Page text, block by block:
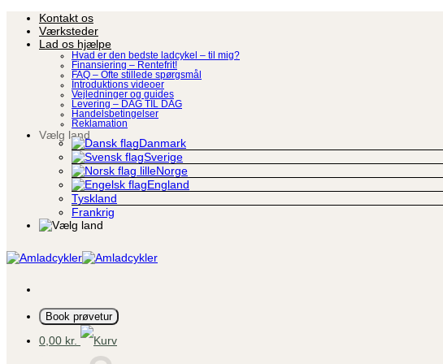
Fortsæt
indhold
Kontakt os
Værksteder
Lad os hjælpe
Hvad er den bedste ladcykel – til mig?
Finansiering – Rentefrit!
FAQ – Ofte stillede spørgsmål
Introduktions videoer
Vejledninger og guides
Levering – DAG TIL DAG
Handelsbetingelser
Reklamation
Vælg land
Danmark
Sverige
Norge
England
Tyskland
Frankrig
Book prøvetur
0,00 kr.